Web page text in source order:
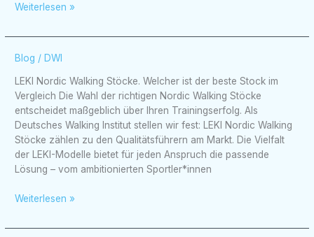
gesund
Pole
Weiterlesen »
Blog / DWI
LEKI Nordic Walking Stöcke. Welcher ist der beste Stock im
Vergleich Die Wahl der richtigen Nordic Walking Stöcke
entscheidet maßgeblich über Ihren Trainingserfolg. Als
Deutsches Walking Institut stellen wir fest: LEKI Nordic Walking
Stöcke zählen zu den Qualitätsführern am Markt. Die Vielfalt
der LEKI-Modelle bietet für jeden Anspruch die passende
Lösung – vom ambitionierten Sportler*innen
LEKI
Walking
Stöcke.
Welcher
ist
der
beste
Stock
Vergleich
Weiterlesen »